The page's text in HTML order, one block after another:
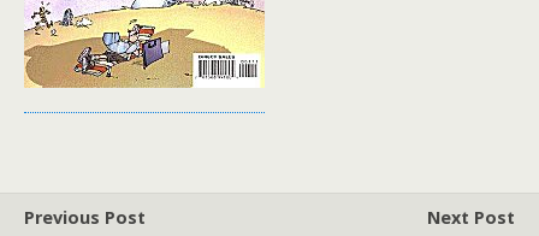
Previous Post
Next Post